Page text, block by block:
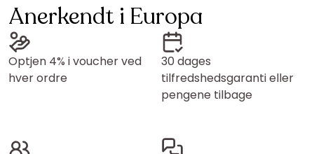
Anerkendt i Europa
Optjen 4% i voucher ved
hver ordre
30 dages
tilfredshedsgaranti eller
pengene tilbage